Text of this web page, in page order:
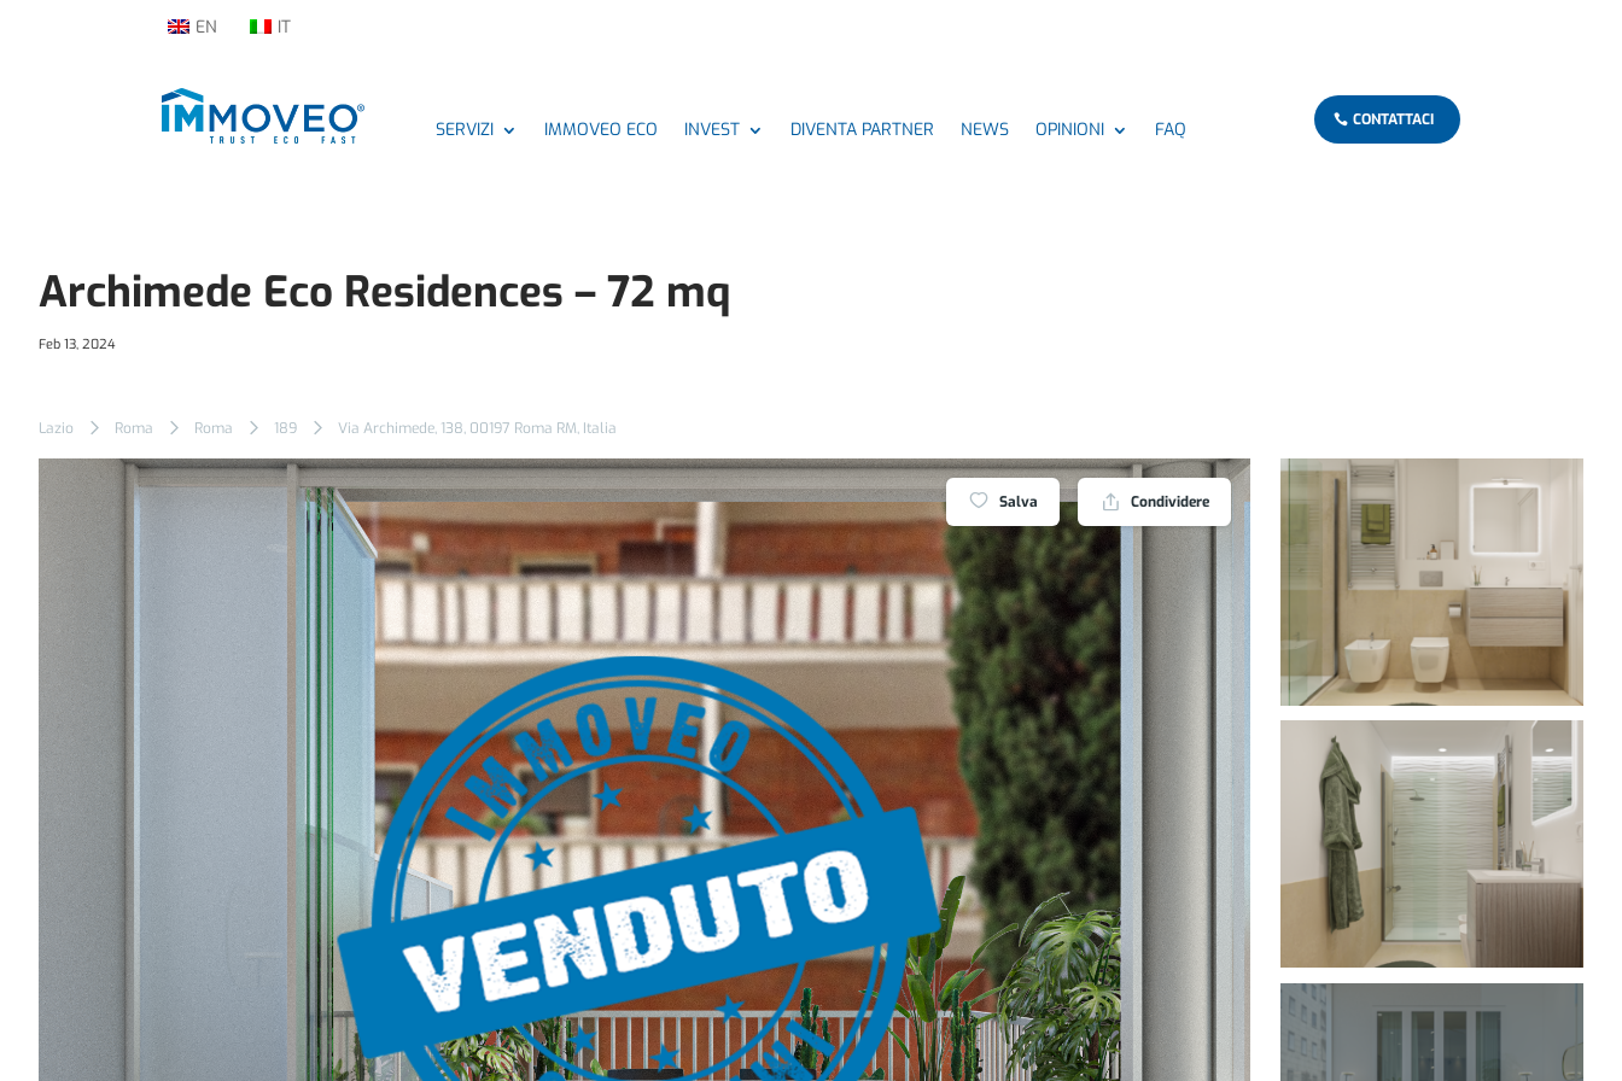
EN IT
SERVIZI IMMOVEO ECO INVEST DIVENTA PARTNER NEWS OPINIONI FAQ CONTATTACI
Archimede Eco Residences – 72 mq
Feb 13, 2024
Lazio Roma Roma 189 Via Archimede, 138, 00197 Roma RM, Italia
Salva Condividere